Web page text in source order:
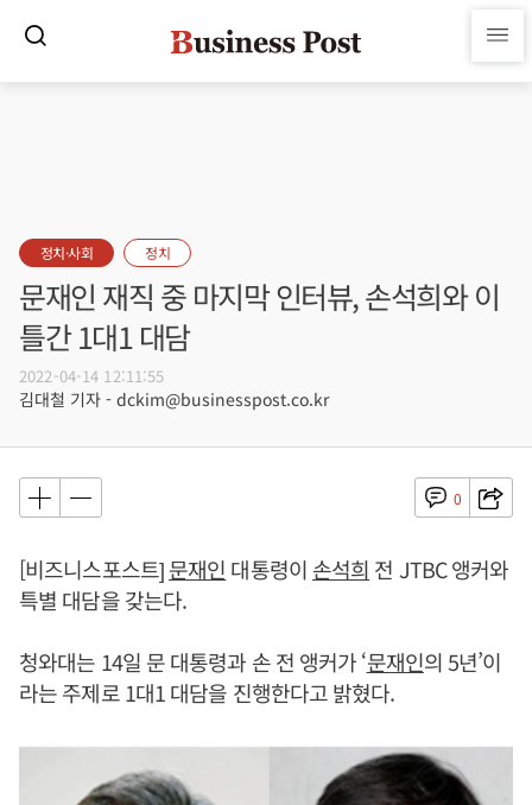
정치·사회 정치
문재인 재직 중 마지막 인터뷰, 손석희와 이
틀간 1대1 대담
2022-04-14 12:11:55
김대철 기자 - dckim@businesspost.co.kr
0
[비즈니스포스트]문재인 대통령이 손석희 전 JTBC 앵커와
특별 대담을 갖는다.
청와대는 14일 문 대통령과 손 전 앵커가 ‘문재인의 5년’이
라는 주제로 1대1 대담을 진행한다고 밝혔다.